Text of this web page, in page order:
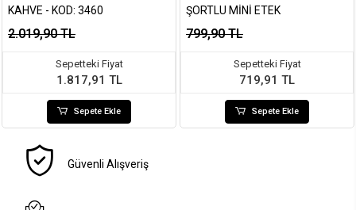
KAHVE - KOD: 3460
2.019,90 TL
Sepetteki Fiyat
1.817,91 TL
Sepete Ekle
ŞORTLU MINI ETEK
799,90 TL
Sepetteki Fiyat
719,91 TL
Sepete Ekle
Güvenli Alışveriş